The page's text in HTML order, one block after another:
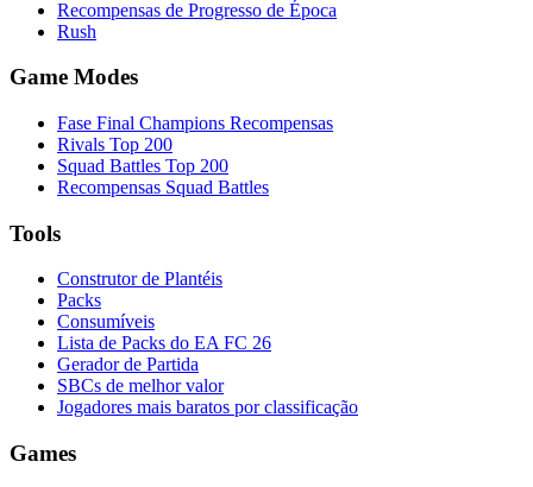
Recompensas de Progresso de Época
Rush
Game Modes
Fase Final Champions Recompensas
Rivals Top 200
Squad Battles Top 200
Recompensas Squad Battles
Tools
Construtor de Plantéis
Packs
Consumíveis
Lista de Packs do EA FC 26
Gerador de Partida
SBCs de melhor valor
Jogadores mais baratos por classificação
Games